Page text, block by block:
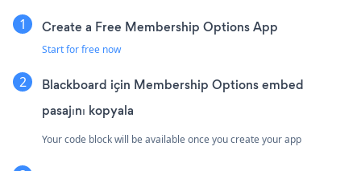
Create a Free Membership Options App
Start for free now
Blackboard için Membership Options embed
pasajını kopyala
Your code block will be available once you create your app